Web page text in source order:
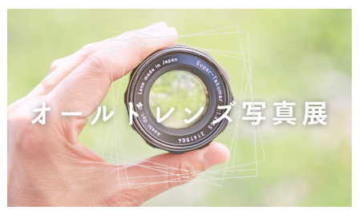
ナダール書林
ナダールのお仕事紹介
ナダールのある街
スタッフコラム
スタッフ
＜オーナー・林和美＞